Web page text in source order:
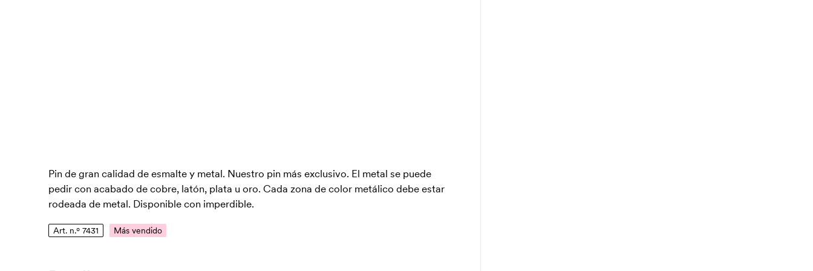
Pin de gran calidad de esmalte y metal. Nuestro pin más exclusivo. El metal se puede
pedir con acabado de cobre, latón, plata u oro. Cada zona de color metálico debe estar
rodeada de metal. Disponible con imperdible.
Art. n.º 7431 Más vendido